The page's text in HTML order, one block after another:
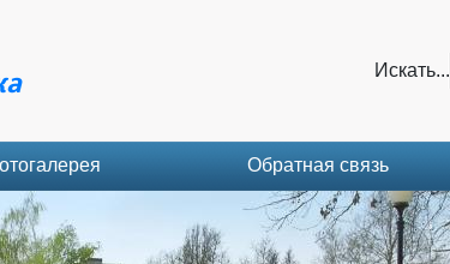
Искать...
Обратная связь